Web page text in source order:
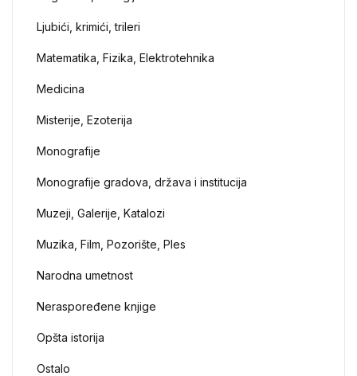
Ljubići, krimići, trileri
Matematika, Fizika, Elektrotehnika
Medicina
Misterije, Ezoterija
Monografije
Monografije gradova, država i institucija
Muzeji, Galerije, Katalozi
Muzika, Film, Pozorište, Ples
Narodna umetnost
Neraspoređene knjige
Opšta istorija
Ostalo